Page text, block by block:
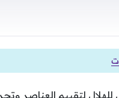
للهلال لتقييم العناصر